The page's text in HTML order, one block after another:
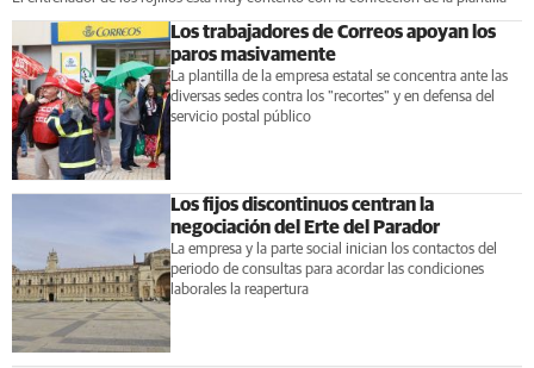
Los trabajadores de Correos apoyan los
paros masivamente
La plantilla de la empresa estatal se concentra ante las
diversas sedes contra los "recortes" y en defensa del
servicio postal público
Los fijos discontinuos centran la
negociación del Erte del Parador
La empresa y la parte social inician los contactos del
periodo de consultas para acordar las condiciones
laborales la reapertura